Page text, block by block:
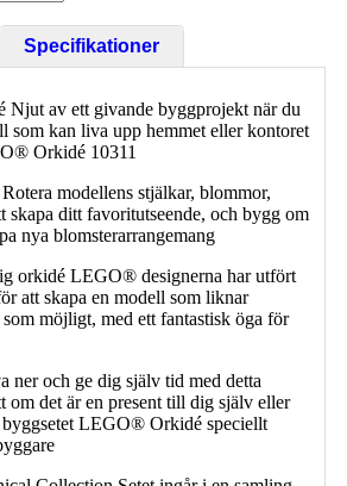
Specifikationer
Njut av ett givande byggprojekt när du
som kan liva upp hemmet eller kontoret
Orkidé 10311
modellens stjälkar, blommor,
skapa ditt favoritutseende, och bygg om
nya blomsterarrangemang
orkidé LEGO® designerna har utfört
att skapa en modell som liknar
möjligt, med ett fantastisk öga för
ner och ge dig själv tid med detta
om det är en present till dig själv eller
LEGO® Orkidé speciellt